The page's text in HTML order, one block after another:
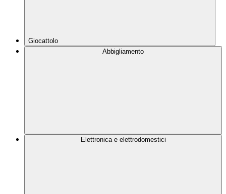
Giocattolo
Abbigliamento
Elettronica e elettrodomestici